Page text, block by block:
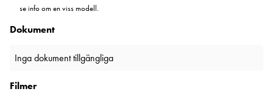
se info om en viss modell.
Dokument
Inga dokument tillgängliga
Filmer